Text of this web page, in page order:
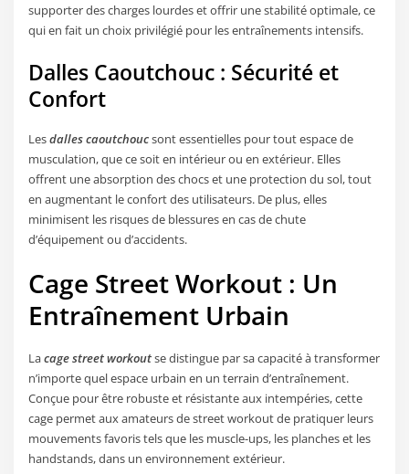
supporter des charges lourdes et offrir une stabilité optimale, ce
qui en fait un choix privilégié pour les entraînements intensifs.
Dalles Caoutchouc : Sécurité et
Confort
Lesdalles caoutchoucsont essentielles pour tout espace de
musculation, que ce soit en intérieur ou en extérieur. Elles
offrent une absorption des chocs et une protection du sol, tout
en augmentant le confort des utilisateurs. De plus, elles
minimisent les risques de blessures en cas de chute
d’équipement ou d’accidents.
Cage Street Workout : Un
Entraînement Urbain
Lacage street workoutse distingue par sa capacité à transformer
n’importe quel espace urbain en un terrain d’entraînement.
Conçue pour être robuste et résistante aux intempéries, cette
cage permet aux amateurs de street workout de pratiquer leurs
mouvements favoris tels que les muscle-ups, les planches et les
handstands, dans un environnement extérieur.